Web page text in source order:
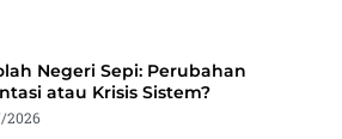
Negeri Sepi: Perubahan
atau Krisis Sistem?
2026